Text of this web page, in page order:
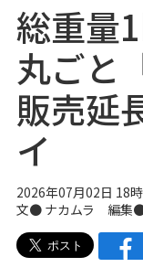
総重量
丸ごと
販売延
イ
2026年07月02日 18
文● ナカムラ 編集